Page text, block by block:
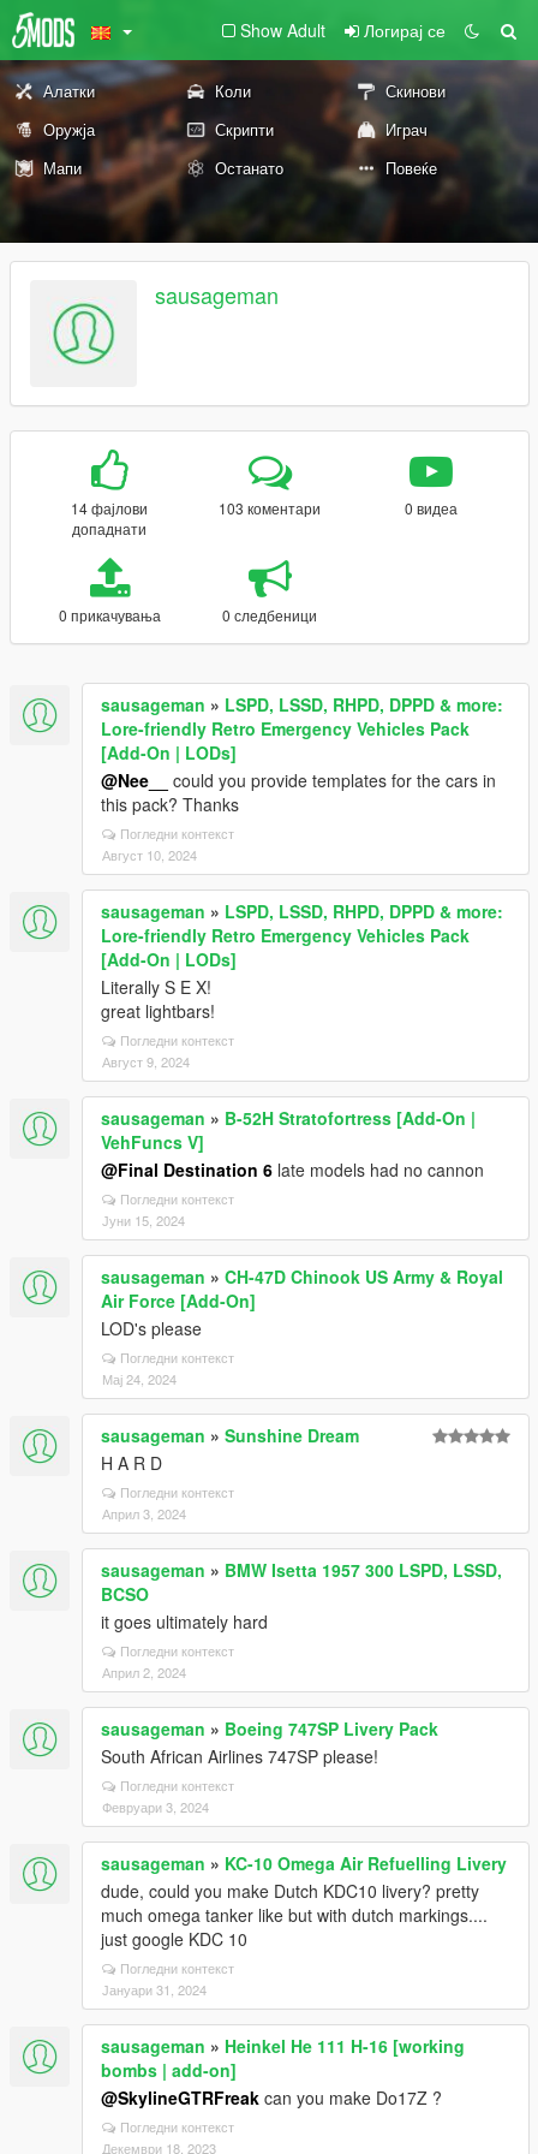
Show Adult Логирај се
Алатки Коли
Скинови
Оружја
Скрипти
Играч
Мапи
Останато Повеќе
sausageman
14 фајлови
допаднати
103 коментари 0 видеа
0 прикачувања 0 следбеници
sausageman » LSPD, LSSD, RHPD, DPPD & more:
Lore-friendly Retro Emergency Vehicles Pack
[Add-On | LODs]
@Nee__
could you provide templates for the cars in
this pack? Thanks
Погледни контекст
Август 10, 2024
sausageman » LSPD, LSSD, RHPD, DPPD & more:
Lore-friendly Retro Emergency Vehicles Pack
[Add-On | LODs]
Literally S E X!
great lightbars!
Погледни контекст
Август 9, 2024
sausageman » B-52H Stratofortress [Add-On |
VehFuncs V]
@Final Destination 6 late models had no cannon
Погледни контекст
Јуни 15, 2024
sausageman » CH-47D Chinook US Army & Royal
Air Force [Add-On]
LOD's please
Погледни контекст
Мај 24, 2024
sausageman » Sunshine Dream
H A R D
Погледни контекст
Април 3, 2024
sausageman » BMW Isetta 1957 300 LSPD, LSSD,
BCSO
it goes ultimately hard
Погледни контекст
Април 2, 2024
sausageman » Boeing 747SP Livery Pack
South African Airlines 747SP please!
Погледни контекст
Февруари 3, 2024
sausageman » KC-10 Omega Air Refuelling Livery
dude, could you make Dutch KDC10 livery? pretty
much omega tanker like but with dutch markings....
just google KDC 10
Погледни контекст
Јануари 31, 2024
sausageman » Heinkel He 111 H-16 [working
bombs | add-on]
@SkylineGTRFreak can you make Do17Z ?
Погледни контекст
Декември 18, 2023